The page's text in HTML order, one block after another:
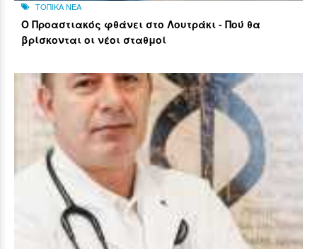
ΤΟΠΙΚΑ ΝΕΑ
Ο Προαστιακός φθάνει στο Λουτράκι - Πού θα
βρίσκονται οι νέοι σταθμοί